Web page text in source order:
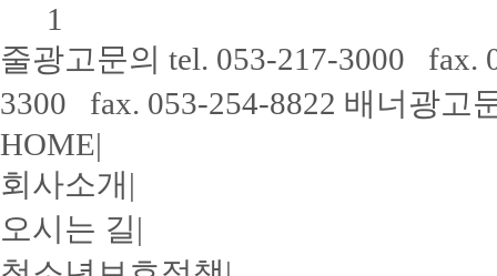
1
줄광고문의 tel. 053-217-3000 fax.
3300 fax. 053-254-8822 배너광고
HOME|
회사소개 |
오시는 길|